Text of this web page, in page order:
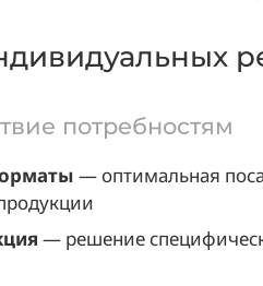
потребностям
— оптимальная
— решение